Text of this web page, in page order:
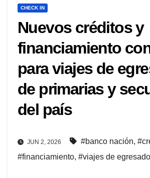
CHECK IN
Nuevos créditos y
financiamiento
para viajes de
de primarias y
del país
JUN 2, 2026 #banco nación,
#financiamiento, #viajes de